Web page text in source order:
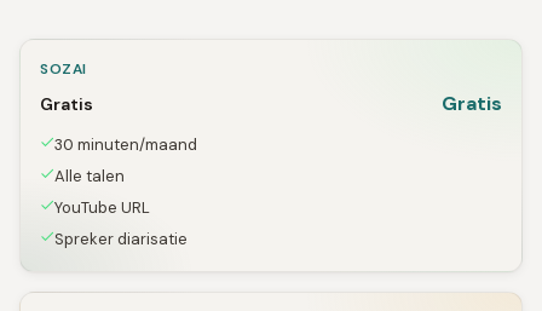
SOZAI
Gratis Gratis
30 minuten/maand
Alle talen
YouTube URL
Spreker diarisatie